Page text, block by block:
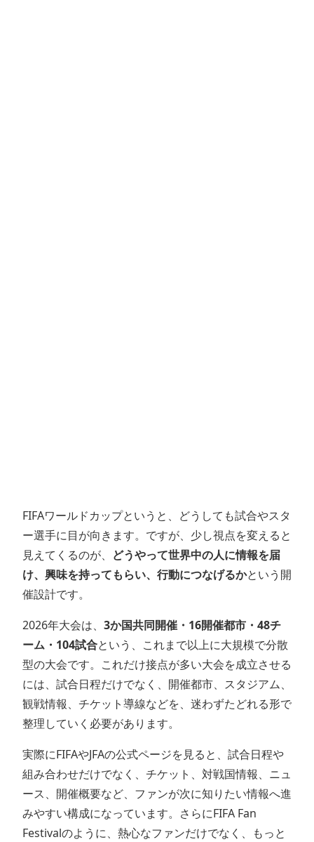
FIFAワールドカップというと、どうしても試合やスタ
ー選手に目が向きます。ですが、少し視点を変えると
見えてくるのが、 どうやって世界中の人に情報を届
け、興味を持ってもらい、行動につなげるかという開
催設計です。
2026年大会は、 3か国共同開催・16開催都市・48チ
ーム・104試合という、これまで以上に大規模で分散
型の大会です。これだけ接点が多い大会を成立させる
には、試合日程だけでなく、開催都市、スタジアム、
観戦情報、チケット導線などを、迷わずたどれる形で
整理していく必要があります。
実際にFIFAやJFAの公式ページを見ると、試合日程や
組み合わせだけでなく、チケット、対戦国情報、ニュ
ース、開催概要など、ファンが次に知りたい情報へ進
みやすい構成になっています。さらにFIFA Fan
Festivalのように、熱心なファンだけでなく、もっと